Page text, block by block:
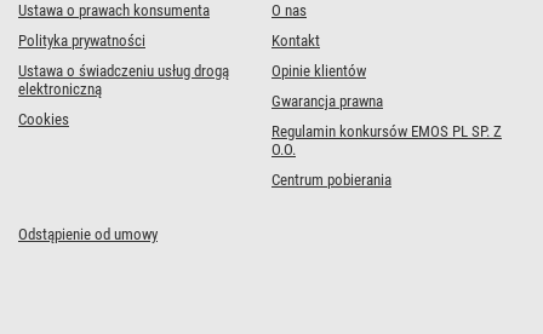
Ustawa o prawach konsumenta
Polityka prywatności
Ustawa o świadczeniu usług drogą
elektroniczną
Cookies
O nas
Kontakt
Opinie klientów
Gwarancja prawna
Regulamin konkursów EMOS PL SP. Z
O.O.
Centrum pobierania
Odstąpienie od umowy